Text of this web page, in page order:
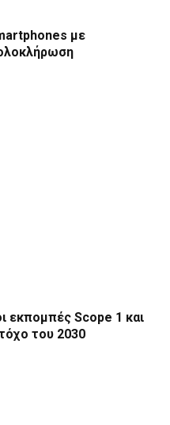
με
εκπομπές Scope 1 και
του 2030